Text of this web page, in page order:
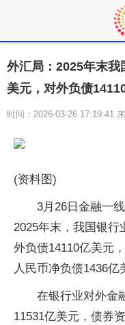
外汇局：2025年末
美元，对外负债
时间：2026-03-26 17:19:41
(资料图)
3月26日金融一
2025年末，我国银行
外负债14110亿美元
人民币净负债1436亿
在银行业对外金
11531亿美元，债券